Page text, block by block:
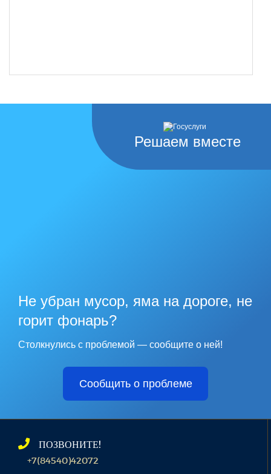
Решаем вместе
Не убран мусор, яма на дороге, не
горит фонарь?
Столкнулись с проблемой — сообщите о ней!
Сообщить о проблеме
ПОЗВОНИТЕ!
+7(84540)42072